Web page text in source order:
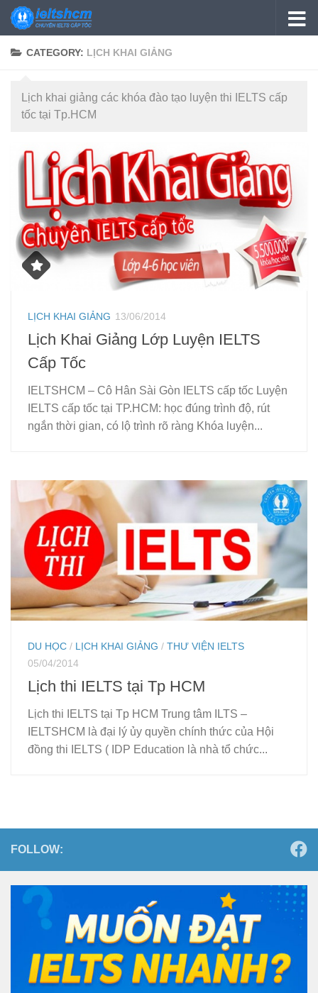
Skip to content
CATEGORY: LỊCH KHAI GIẢNG
Lịch khai giảng các khóa đào tạo luyện thi IELTS cấp
tốc tại Tp.HCM
LỊCH KHAI GIẢNG 13/06/2014
Lịch Khai Giảng Lớp Luyện IELTS
Cấp Tốc
IELTSHCM – Cô Hân Sài Gòn IELTS cấp tốc Luyện
IELTS cấp tốc tại TP.HCM: học đúng trình độ, rút
ngắn thời gian, có lộ trình rõ ràng Khóa luyện...
DU HỌC / LỊCH KHAI GIẢNG / THƯ VIỆN IELTS
05/04/2014
Lịch thi IELTS tại Tp HCM
Lịch thi IELTS tại Tp HCM Trung tâm ILTS –
IELTSHCM là đại lý ủy quyền chính thức của Hội
đồng thi IELTS ( IDP Education là nhà tổ chức...
FOLLOW: